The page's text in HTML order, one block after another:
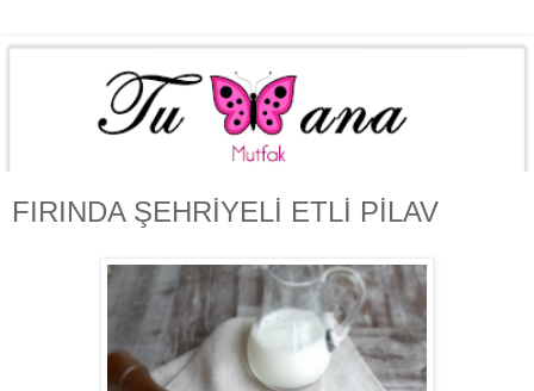
FIRINDA ŞEHRİYELİ ETLİ PİLAV